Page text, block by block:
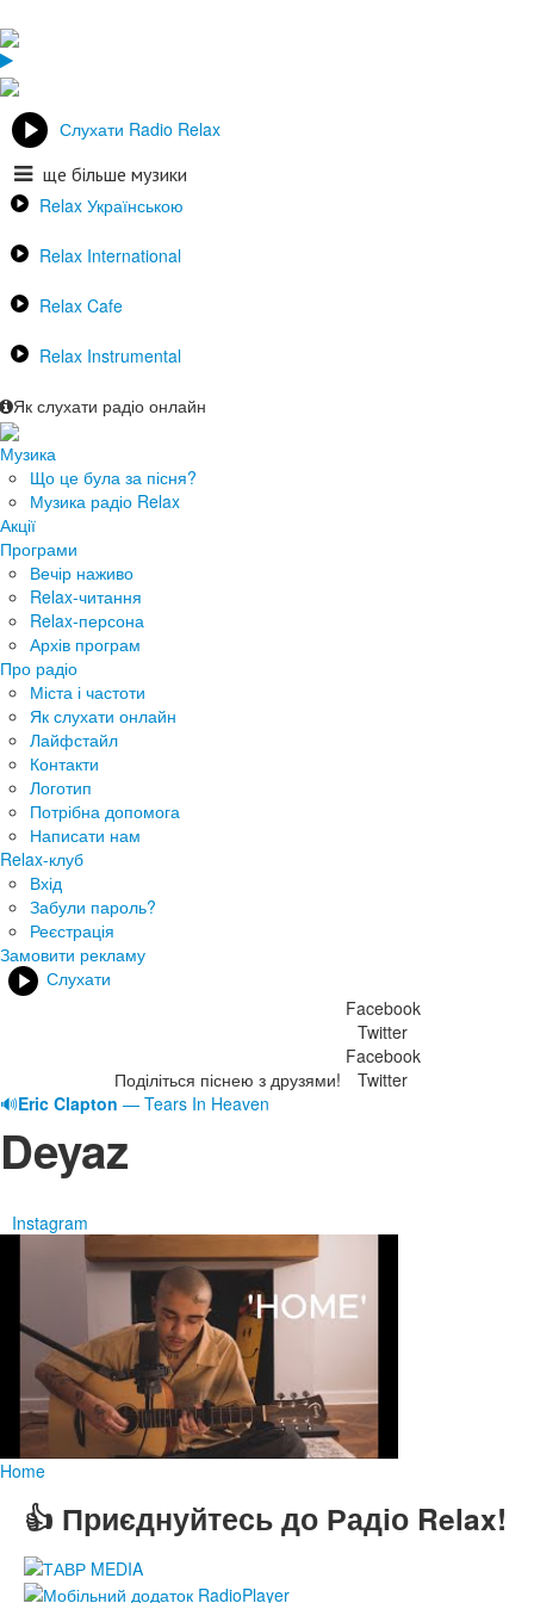
Слухати Radio Relax
ще більше музики
Relax Українською
Relax International
Relax Cafe
Relax Instrumental
Як слухати радіо онлайн
Музика
Що це була за пісня?
Музика радіо Relax
Акції
Програми
Вечір наживо
Relax-читання
Relax-персона
Архів програм
Про радіо
Міста і частоти
Як слухати онлайн
Лайфстайл
Контакти
Логотип
Потрібна допомога
Написати нам
Relax-клуб
Вхід
Забули пароль?
Реєстрація
Замовити рекламу
Слухати
Поділіться піснею з друзями!
Facebook
Twitter
Facebook
Twitter
🔊Eric Clapton — Tears In Heaven
Deyaz
Instagram
Home
👍 Приєднуйтесь до Радіо Relax!